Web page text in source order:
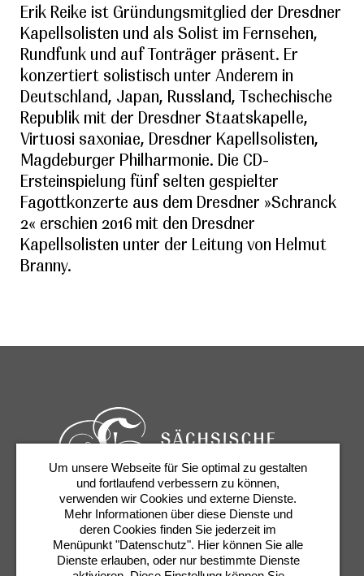
Erik Reike ist Gründungsmitglied der Dresdner
Kapellsolisten und als Solist im Fernsehen,
Rundfunk und auf Tonträger präsent. Er
konzertiert solistisch unter Anderem in
Deutschland, Japan, Russland, Tschechische
Republik mit der Dresdner Staatskapelle,
Virtuosi saxoniae, Dresdner Kapellsolisten,
Magdeburger Philharmonie. Die CD-
Ersteinspielung fünf selten gespielter
Fagottkonzerte aus dem Dresdner »Schranck
2« erschien 2016 mit den Dresdner
Kapellsolisten unter der Leitung von Helmut
Branny.
Karten & Services Newsletter
Kontakt
Presse
Shop Semperoper
Um unsere Webseite für Sie optimal zu gestalten
und fortlaufend verbessern zu können,
verwenden wir Cookies und externe Dienste.
Mehr Informationen über diese Dienste und
deren Cookies finden Sie jederzeit im
Menüpunkt "Datenschutz". Hier können Sie alle
Dienste erlauben, oder nur bestimmte Dienste